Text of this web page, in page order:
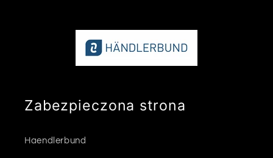
Zabezpieczona strona
Haendlerbund